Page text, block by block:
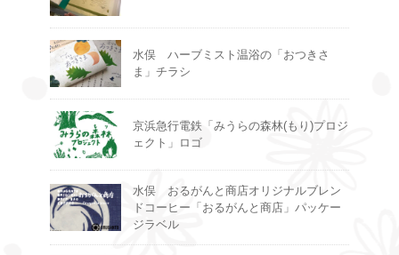
水俣 ハーブミスト温浴の「おつきさ
ま」チラシ
京浜急行電鉄「みうらの森林(もり)プロジ
ェクト」ロゴ
水俣 おるがんと商店オリジナルブレン
ドコーヒー「おるがんと商店」パッケー
ジラベル